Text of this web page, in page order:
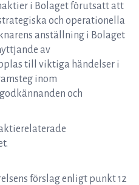
i Bolaget förutsatt att
och operationella
anställning i Bolaget
av
till viktiga händelser i
inom
och
förslag enligt punkt 12